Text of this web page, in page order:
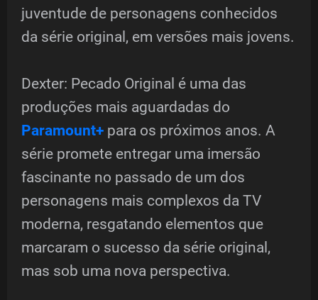
juventude de personagens conhecidos
da série original, em versões mais jovens.
Dexter: Pecado Original é uma das
produções mais aguardadas do
Paramount+ para os próximos anos. A
série promete entregar uma imersão
fascinante no passado de um dos
personagens mais complexos da TV
moderna, resgatando elementos que
marcaram o sucesso da série original,
mas sob uma nova perspectiva.